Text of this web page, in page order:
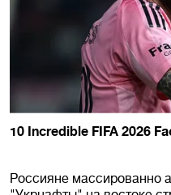
Россияне массированно